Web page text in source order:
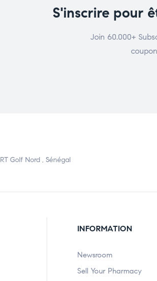
S'inscrire pour
Join 60.000+
Golf Nord , Sénégal
INFORMATION
Newsroom
Sell Your Pharmacy